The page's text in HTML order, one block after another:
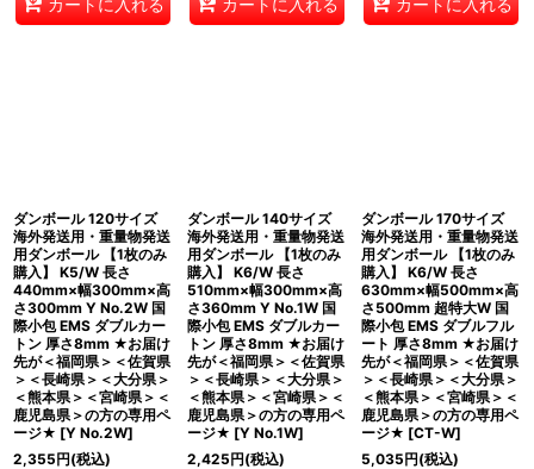
ダンボール 120サイズ
海外発送用・重量物発送
用ダンボール 【1枚のみ
購入】 K5/W 長さ
440mm×幅300mm×高
さ300mm Y No.2W 国
際小包 EMS ダブルカー
トン 厚さ8mm ★お届け
先が＜福岡県＞＜佐賀県
＞＜長崎県＞＜大分県＞
＜熊本県＞＜宮崎県＞＜
鹿児島県＞の方の専用ペ
ージ★ [Y No.2W]
2,355円(税込)
ダンボール 140サイズ
海外発送用・重量物発送
用ダンボール 【1枚のみ
購入】 K6/W 長さ
510mm×幅300mm×高
さ360mm Y No.1W 国
際小包 EMS ダブルカー
トン 厚さ8mm ★お届け
先が＜福岡県＞＜佐賀県
＞＜長崎県＞＜大分県＞
＜熊本県＞＜宮崎県＞＜
鹿児島県＞の方の専用ペ
ージ★ [Y No.1W]
2,425円(税込)
ダンボール 170サイズ
海外発送用・重量物発送
用ダンボール 【1枚のみ
購入】 K6/W 長さ
630mm×幅500mm×高
さ500mm 超特大W 国
際小包 EMS ダブルフル
ート 厚さ8mm ★お届け
先が＜福岡県＞＜佐賀県
＞＜長崎県＞＜大分県＞
＜熊本県＞＜宮崎県＞＜
鹿児島県＞の方の専用ペ
ージ★ [CT-W]
5,035円(税込)